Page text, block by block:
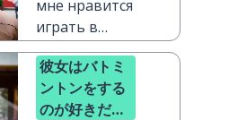
мне нравится
играть в
баскетбол
彼女はバトミ
ントンをする
のが好きだけ